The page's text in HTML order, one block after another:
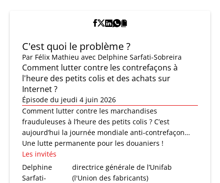
C'est quoi le problème ?
Par Félix Mathieu avec Delphine Sarfati-Sobreira
Comment lutter contre les contrefaçons à
l'heure des petits colis et des achats sur
Internet ?
Épisode du jeudi 4 juin 2026
Comment lutter contre les marchandises
frauduleuses à l’heure des petits colis ? C’est
aujourd’hui la journée mondiale anti-contrefaçon…
Une lutte permanente pour les douaniers !
Les invités
Delphine
Sarfati-
directrice générale de l’Unifab
(l'Union des fabricants)